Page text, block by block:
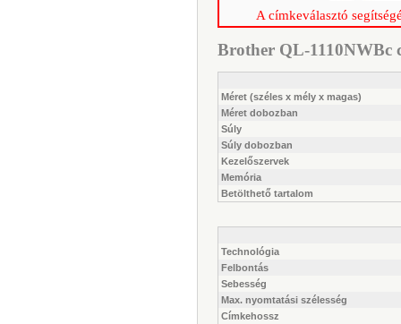
A címkeválasztó
Brother QL-1110NWBc
Méret (széles x mély x magas)
Méret dobozban
Súly
Súly dobozban
Kezelőszervek
Memória
Betölthető tartalom
Technológia
Felbontás
Sebesség
Max. nyomtatási szélesség
Címkehossz